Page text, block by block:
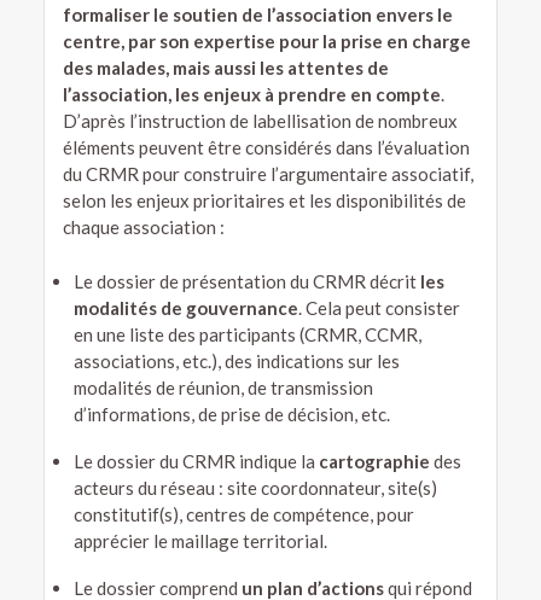
formaliser le soutien de l’association envers le
centre, par son expertise pour la prise en charge
des malades, mais aussi les attentes de
l’association, les enjeux à prendre en compte.
D’après l’instruction de labellisation de nombreux
éléments peuvent être considérés dans l’évaluation
du CRMR pour construire l’argumentaire associatif,
selon les enjeux prioritaires et les disponibilités de
chaque association :
Le dossier de présentation du CRMR décrit les
modalités de gouvernance. Cela peut consister
en une liste des participants (CRMR, CCMR,
associations, etc.), des indications sur les
modalités de réunion, de transmission
d’informations, de prise de décision, etc.
Le dossier du CRMR indique la cartographie des
acteurs du réseau : site coordonnateur, site(s)
constitutif(s), centres de compétence, pour
apprécier le maillage territorial.
Le dossier comprend un plan d’actionsqui répond